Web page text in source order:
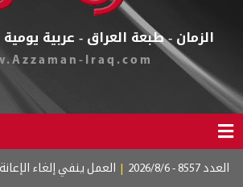
الزمان - طبعة العراق - عربية
Iraq.com
ينفي إلغاء الإعانة عن المستفيدين | إطلاق